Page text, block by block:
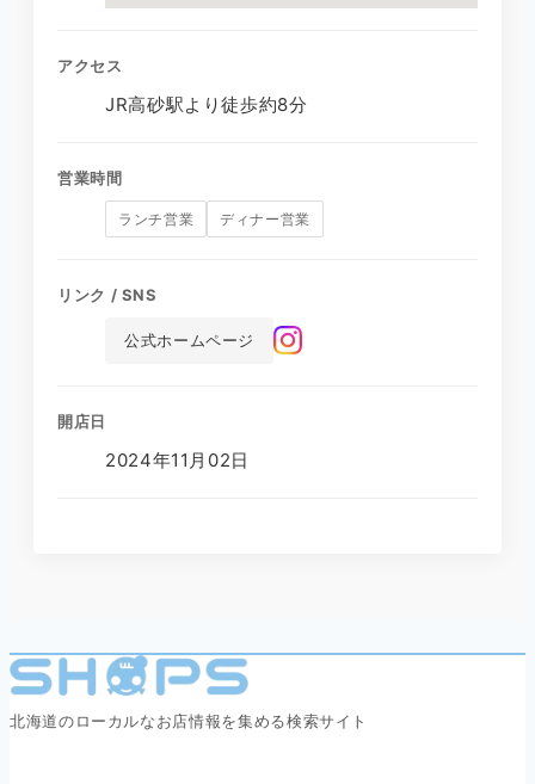
アクセス
JR高砂駅より徒歩約8分
営業時間
ランチ営業 ディナー営業
リンク / SNS
公式ホームページ
開店日
2024年11月02日
北海道のローカルなお店情報を集める検索サイト